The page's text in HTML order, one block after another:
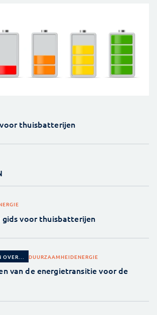
thuisbatterijen
gids voor thuisbatterijen
OVER... DUURZAAMHEIDENERGIE
van de energietransitie voor de